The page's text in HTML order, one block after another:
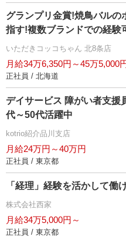
グランプリ金賞!焼鳥バルの
指す!複数ブランドでの経験
いただきコッコちゃん 北8条店
月給34万6,350円～45万5,000
正社員 / 北海道
デイサービス 障がい者支援
代～50代活躍中
kotrio紹介品川支店
月給24万円～40万円
正社員 / 東京都
「経理」経験を活かして働
株式会社西家
月給34万5,000円～
正社員 / 東京都